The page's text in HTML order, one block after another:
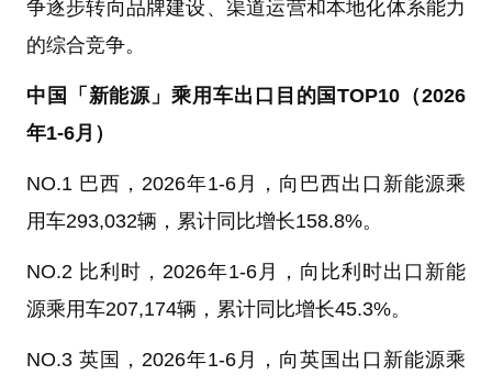
争逐步转向品牌建设、渠道运营和本地化体系能力
的综合竞争。
中国「 新能源 」乘用车出口目的国TOP10（2026
年1-6月）
NO.1 巴西，2026年1-6月，向巴西出口新能源乘
用车293,032辆，累计同比增长158.8%。
NO.2 比利时，2026年1-6月，向比利时出口新能
源乘用车207,174辆，累计同比增长45.3%。
NO.3 英国，2026年1-6月，向英国出口新能源乘